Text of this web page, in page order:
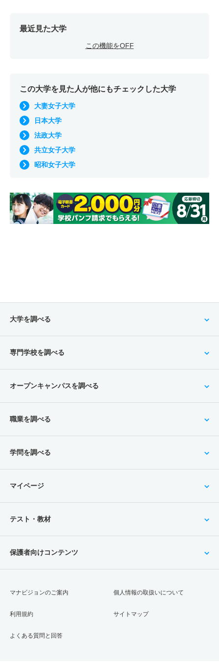
最近見た大学
この機能をOFF
この大学を見た人が他にもチェックした大学
大妻女子大学
日本大学
法政大学
共立女子大学
昭和女子大学
大学を調べる
専門学校を調べる
オープンキャンパスを調べる
職業を調べる
学問を調べる
マイページ
テスト・教材
保護者向けコンテンツ
マナビジョンのご案内
利用規約
よくある質問と回答
個人情報の取扱いについて
サイトマップ